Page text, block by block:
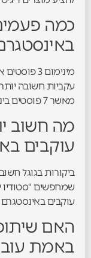
כמה
מאשר 7 פוסטים בינוניים.
מה חשוב
עוקבים
ביקורות בגוגל
שמחפשים "סטודיו
עוקבים באינסטגרם
האם
באמת